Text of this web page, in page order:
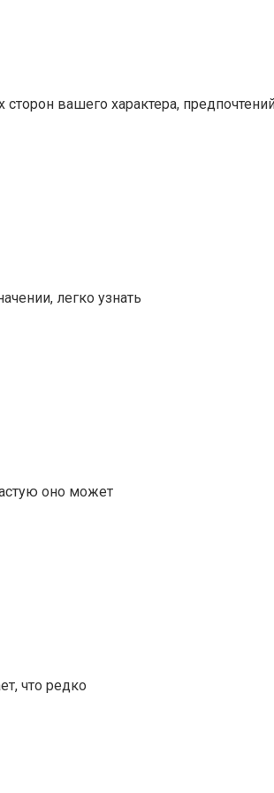
вашего характера,
легко узнать
оно может
что редко